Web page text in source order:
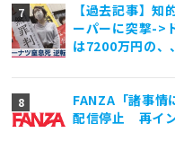
【過去記事】
ーパーに突撃->
は7200万円の、
FANZA「諸事
配信停止 再イ